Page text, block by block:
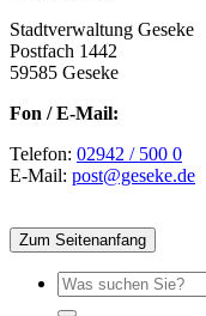
Stadtverwaltung Geseke
Postfach 1442
59585 Geseke
Fon / E-Mail:
Telefon: 02942 / 500 0
E-Mail: post@geseke.de
Zum Seitenanfang